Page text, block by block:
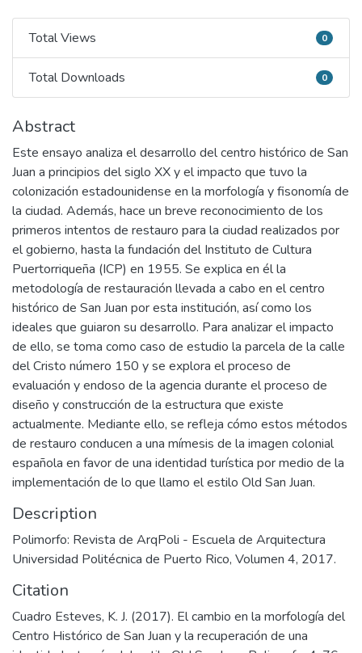
Total Views
Total Views 0
Total Downloads
Total Downloads 0
Abstract
Este ensayo analiza el desarrollo del centro histórico de San
Juan a principios del siglo XX y el impacto que tuvo la
colonización estadounidense en la morfología y fisonomía de
la ciudad. Además, hace un breve reconocimiento de los
primeros intentos de restauro para la ciudad realizados por
el gobierno, hasta la fundación del Instituto de Cultura
Puertorriqueña (ICP) en 1955. Se explica en él la
metodología de restauración llevada a cabo en el centro
histórico de San Juan por esta institución, así como los
ideales que guiaron su desarrollo. Para analizar el impacto
de ello, se toma como caso de estudio la parcela de la calle
del Cristo número 150 y se explora el proceso de
evaluación y endoso de la agencia durante el proceso de
diseño y construcción de la estructura que existe
actualmente. Mediante ello, se refleja cómo estos métodos
de restauro conducen a una mímesis de la imagen colonial
española en favor de una identidad turística por medio de la
implementación de lo que llamo el estilo Old San Juan.
Description
Polimorfo: Revista de ArqPoli - Escuela de Arquitectura
Universidad Politécnica de Puerto Rico, Volumen 4, 2017.
Citation
Cuadro Esteves, K. J. (2017). El cambio en la morfología del
Centro Histórico de San Juan y la recuperación de una